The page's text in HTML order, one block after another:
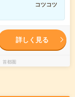
コツコツ
詳しく見る
首都圏